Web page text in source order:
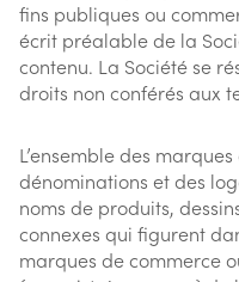
fins publiques ou
écrit préalable de la
contenu. La Société se
droits non conférés aux
L’ensemble des
dénominations et des
noms de produits,
connexes qui figurent
marques de commerce